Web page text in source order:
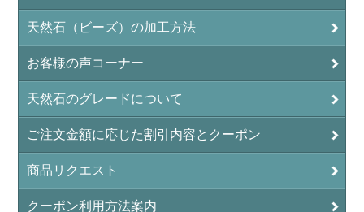
インディアンアゲート(Indian Agate)
エメラルド(emerald/翠玉)
エレスチャル(elestial/骸骨水晶)
オーロラクォーツ(レインボー水晶)
オニキス(ブラック)(Black Onyx)
天然石（ビーズ）の加工方法
お客様の声コーナー
天然石のグレードについて
ご注文金額に応じた割引内容とクーポン
商品リクエスト
クーポン利用方法案内